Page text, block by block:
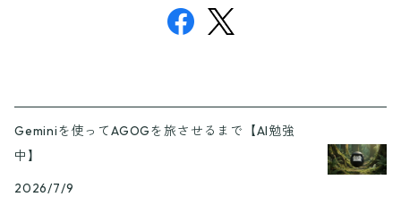
Geminiを使ってAGOGを旅させるまで【AI勉強
中】
2026/7/9